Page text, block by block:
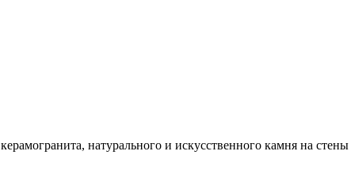
натурального и искусственного камня на